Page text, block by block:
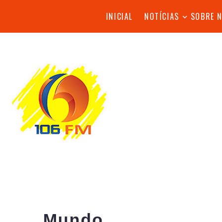
INICIAL NOTÍCIAS SOBRE